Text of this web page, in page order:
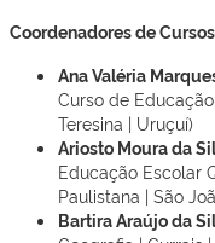
Coordenadores de
Ana Valéria
Curso de
Teresina | Uruçuí)
Ariosto Moura da
Educação Escolar
Paulistana | São
Bartira Araújo da